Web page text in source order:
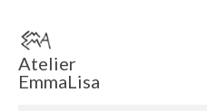
Atelier
EmmaLisa